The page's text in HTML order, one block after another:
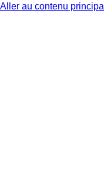
Aller au contenu principal